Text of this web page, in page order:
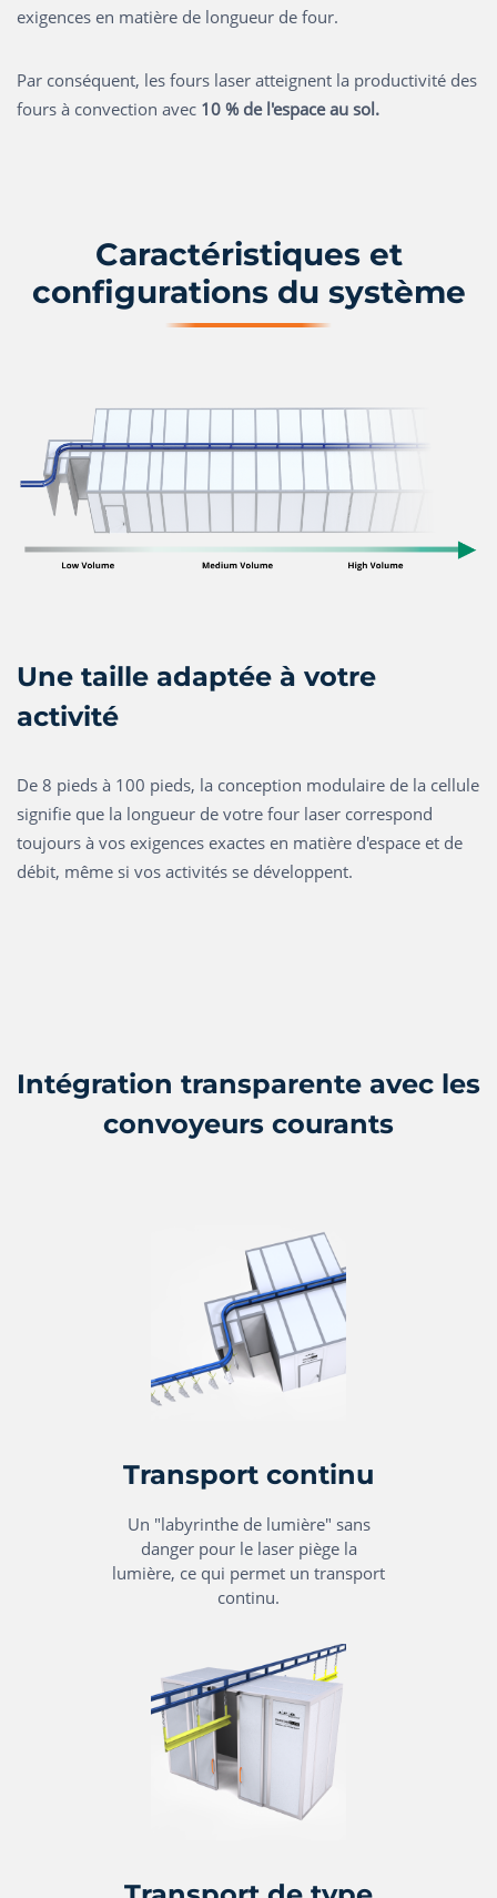
exigences en matière de longueur de four.
Par conséquent, les fours laser atteignent la productivité des
fours à convection avec 10 % de l'espace au sol.
Caractéristiques et
configurations du système
Une taille adaptée à votre
activité
De 8 pieds à 100 pieds, la conception modulaire de la cellule
signifie que la longueur de votre four laser correspond
toujours à vos exigences exactes en matière d'espace et de
débit, même si vos activités se développent.
Intégration transparente avec les
convoyeurs courants
Transport continu
Un "labyrinthe de lumière" sans
danger pour le laser piège la
lumière, ce qui permet un transport
continu.